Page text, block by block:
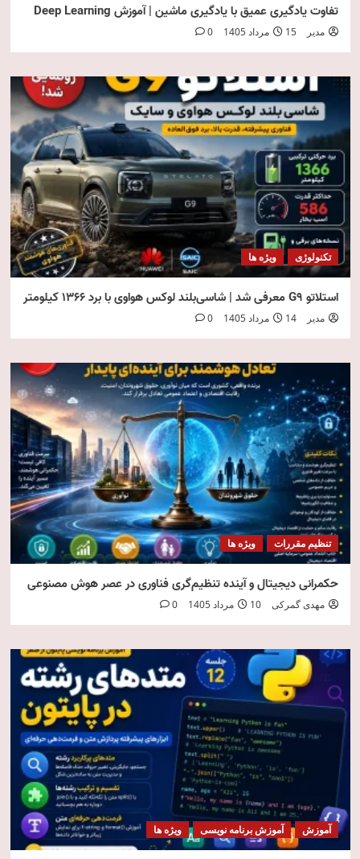
تفاوت یادگیری عمیق با یادگیری ماشین | آموزش Deep Learning
مدیر 15 مرداد 1405 0
تکنولوژی ویژه ها
استلاتو G9 معرفی شد | شاسی‌بلند لوکس هواوی با برد ۱۳۶۶ کیلومتر
مدیر 14 مرداد 1405 0
تنظیم مقررات ویژه ها
حکمرانی دیجیتال و آینده تنظیم‌گری فناوری در عصر هوش مصنوعی
مهدی گمرکی 10 مرداد 1405 0
آموزش آموزش برنامه نویسی ویژه ها